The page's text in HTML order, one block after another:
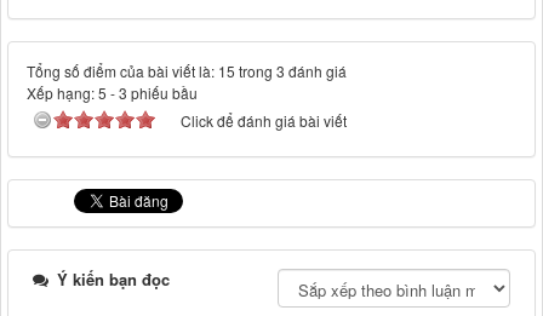
Tổng số điểm của bài viết là: 15 trong 3 đánh giá
Xếp hạng:5 -3 phiếu bầu
Click để đánh giá bài viết
Ý kiến bạn đọc